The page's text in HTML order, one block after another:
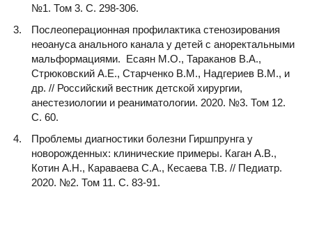
№1. Том 3. С. 298-306.
Послеоперационная профилактика стенозирования
неоануса анального канала у детей с аноректальными
мальформациями. Есаян М.О., Тараканов В.А.,
Стрюковский А.Е., Старченко В.М., Надгериев В.М., и
др. // Российский вестник детской хирургии,
анестезиологии и реаниматологии. 2020. №3. Том 12.
С. 60.
Проблемы диагностики болезни Гиршпрунга у
новорожденных: клинические примеры. Каган А.В.,
Котин А.Н., Караваева С.А., Кесаева Т.В. // Педиатр.
2020. №2. Том 11. С. 83-91.